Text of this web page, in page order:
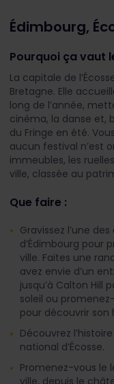
Édimbourg,
Pourquoi ça vaut
La capitale de
Bretagne. Elle
long de l’année,
cinéma, la danse et,
du Fringe en été.
aucun festival n’est
immeubles, les
ville, classée au
Que faire :
Gravissez l’une
d’Édimbourg pour
ville. Faites une
avez envie d’un
jusqu’à Calton Hill
soleil ou
pour découvrir son
Découvrez
national d’Écosse.
Promenez-vous le
ville, depuis le